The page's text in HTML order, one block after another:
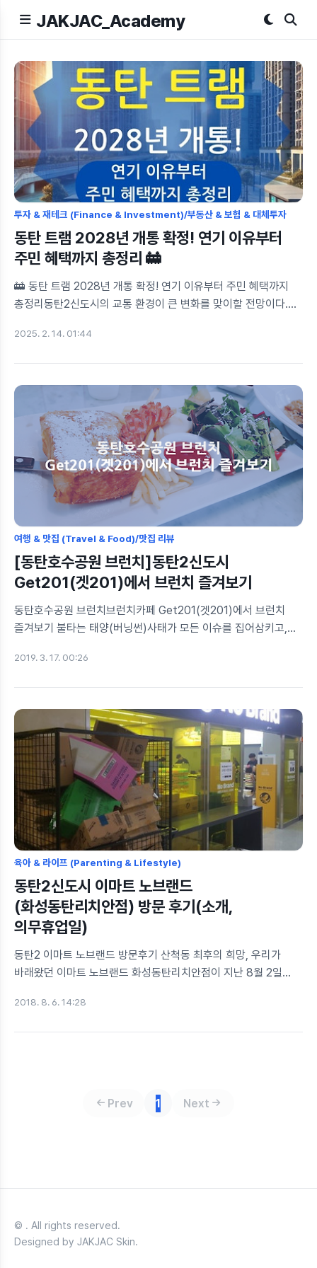
JAKJAC_Academy
투자 & 재테크 (Finance & Investment)/부동산 & 보험 & 대체투자
동탄 트램 2028년 개통 확정! 연기 이유부터
주민 혜택까지 총정리 🚋
🚋 동탄 트램 2028년 개통 확정! 연기 이유부터 주민 혜택까지
총정리동탄2신도시의 교통 환경이 큰 변화를 맞이할 전망이다.
준비에 돌입했다. 하지만 계획보다 개통이 늦춰지면서 많은
한눈에 정리해본다.🏗️ 1. 동탄 트램 프로젝트, 왜 중요한가?처음엔
다들 트램, 트램 하는데 왜 트램이 좋은지 처음엔 이해할 수
없었다. 그냥 '생기면 교통이 좋아진대', '부동산이 오른대' 이런
이야기 뿐이었다. 나는 지난 체코 프라하 여행을 통해 트램의
중요성을 깨닫게 되었다. 체코에선 30코루나(약 1,800원)면
30분동안..
2025. 2. 14. 01:44
여행 & 맛집 (Travel & Food)/맛집 리뷰
[동탄호수공원 브런치]동탄2신도시
Get201(겟201)에서 브런치 즐겨보기
동탄호수공원 브런치브런치카페 Get201(겟201)에서 브런치
즐겨보기 불타는 태양(버닝썬)사태가 모든 이슈를 집어삼키고,
삶을 살아내고, 오래간만에 와이프와 동탄호수공원 산책길에
얘기를 하더라구요."오빠 오빠, 요즘 부영단지 옆에
에이탑마트라고 생겼는데 딸기가 굉장히 싸대, 그리고 그 건물에
브런치카페가 있는데 엄마들이 많이 간다나봐" 충분한 호수
산책을 마치고, 허기가 졌던 우리는 (아침을 바나나 한쪽씩만 먹고
나왔음) 생각난김에 브런치카페에 가보기로 마음을 먹었습니다.
에이탑마트를 찾으니 같은 건물 3층에 브런치 카페가 보..
2019. 3. 17. 00:26
육아 & 라이프 (Parenting & Lifestyle)
동탄2신도시 이마트 노브랜드
(화성동탄리치안점) 방문 후기(소개,
의무휴업일)
동탄2 이마트 노브랜드 방문후기 산척동 최후의 희망, 우리가
바래왔던 이마트 노브랜드 화성동탄리치안점이 지난 8월 2일
풍산리치안타워 B1(지하)에 위치해있네요 매장입구는 이래요! ■
순이었던 것 같네요. 그 중 10개들이 라면스낵이 값도 싸고 양도
적당해 스테디셀러라는 소문이 들려옵니다. 이게 라면스낵
2018. 8. 6. 14:28
Prev 1 Next
© . All rights reserved.
Designed by JAKJAC Skin.